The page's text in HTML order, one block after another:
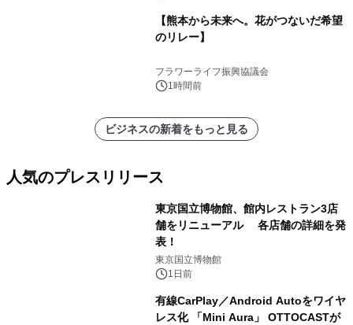
【熊本から未来へ。花がつないだ希望
のリレー】
フラワーライフ振興協議会
1時間前
ビジネスの新着をもっと見る
人気のプレスリリース
東京国立博物館、館内レストラン3店
舗をリニューアル 各店舗の詳細を発
表！
東京国立博物館
1日前
有線CarPlay／Android Autoをワイヤ
レス化 「Mini Aura」 OTTOCASTが